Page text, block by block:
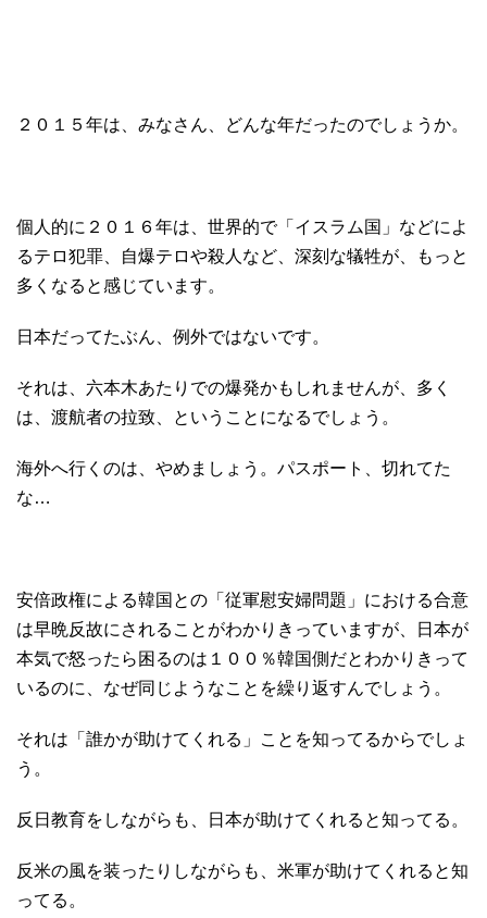
２０１５年は、みなさん、どんな年だったのでしょうか。
個人的に２０１６年は、世界的で「イスラム国」などによ
るテロ犯罪、自爆テロや殺人など、深刻な犠牲が、もっと
多くなると感じています。
日本だってたぶん、例外ではないです。
それは、六本木あたりでの爆発かもしれませんが、多く
は、渡航者の拉致、ということになるでしょう。
海外へ行くのは、やめましょう。パスポート、切れてた
な…
安倍政権による韓国との「従軍慰安婦問題」における合意
は早晩反故にされることがわかりきっていますが、日本が
本気で怒ったら困るのは１００％韓国側だとわかりきって
いるのに、なぜ同じようなことを繰り返すんでしょう。
それは「誰かが助けてくれる」ことを知ってるからでしょ
う。
反日教育をしながらも、日本が助けてくれると知ってる。
反米の風を装ったりしながらも、米軍が助けてくれると知
ってる。